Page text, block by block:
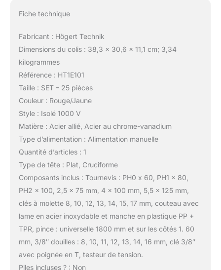
Fiche technique
Fabricant : Högert Technik
Dimensions du colis : 38,3 x 30,6 x 11,1 cm; 3,34
kilogrammes
Référence : HT1E101
Taille : SET – 25 pièces
Couleur : Rouge/Jaune
Style : Isolé 1000 V
Matière : Acier allié, Acier au chrome-vanadium
Type d’alimentation : Alimentation manuelle
Quantité d’articles : 1
Type de tête : Plat, Cruciforme
Composants inclus : Tournevis : PH0 x 60, PH1 x 80,
PH2 x 100, 2,5 x 75 mm, 4 x 100 mm, 5,5 x 125 mm,
clés à molette 8, 10, 12, 13, 14, 15, 17 mm, couteau avec
lame en acier inoxydable et manche en plastique PP +
TPR, pince : universelle 1800 mm et sur les côtés 1. 60
mm, 3/8″ douilles : 8, 10, 11, 12, 13, 14, 16 mm, clé 3/8″
avec poignée en T, testeur de tension.
Piles incluses ? : Non